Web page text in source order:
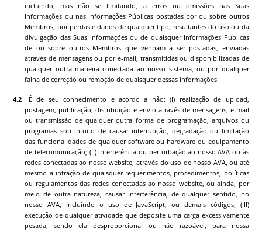
incluindo, mas não se limitando, a erros ou omissões nas Suas
Informações ou nas Informações Públicas postadas por ou sobre outros
Membros, por perdas e danos de qualquer tipo, resultantes do uso ou da
divulgação das Suas Informações ou de quaisquer Informações Públicas
de ou sobre outros Membros que venham a ser postadas, enviadas
através de mensagens ou por e-mail, transmitidas ou disponibilizadas de
qualquer outra maneira conectada ao nosso sistema, ou por qualquer
falha de correção ou remoção de quaisquer dessas informações.
É de seu conhecimento e acordo a não: (I) realização de upload,
postagem, publicação, distribuição e envio através de mensagens, e-mail
ou transmissão de qualquer outra forma de programação, arquivos ou
programas sob intuito de causar interrupção, degradação ou limitação
das funcionalidades de qualquer software ou hardware ou equipamento
de telecomunicação; (II) interferência ou perturbação ao nosso AVA ou às
redes conectadas ao nosso website, através do uso de nosso AVA, ou até
mesmo a infração de quaisquer requerimentos, procedimentos, políticas
ou regulamentos das redes conectadas ao nosso website, ou ainda, por
meio de outra natureza, causar interferência, de qualquer sentido, no
nosso AVA, incluindo o uso de JavaScript, ou demais códigos; (III)
execução de qualquer atividade que deposite uma carga excessivamente
pesada, sendo ela desproporcional ou não razoável, para nossa